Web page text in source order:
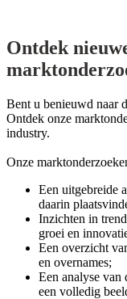
Ontdek
Bent u benieuwd naar
Ontdek onze
industry.
Onze
Een uitgebreide
daarin
Inzichten in
groei en
Een overzicht
en overnames;
Een analyse van
een volledig